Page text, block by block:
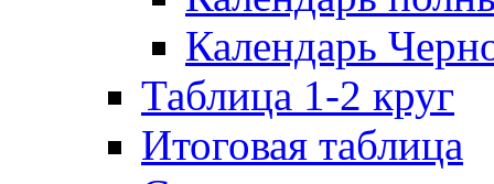
Календарь
Таблица 1-2 круг
Итоговая таблица